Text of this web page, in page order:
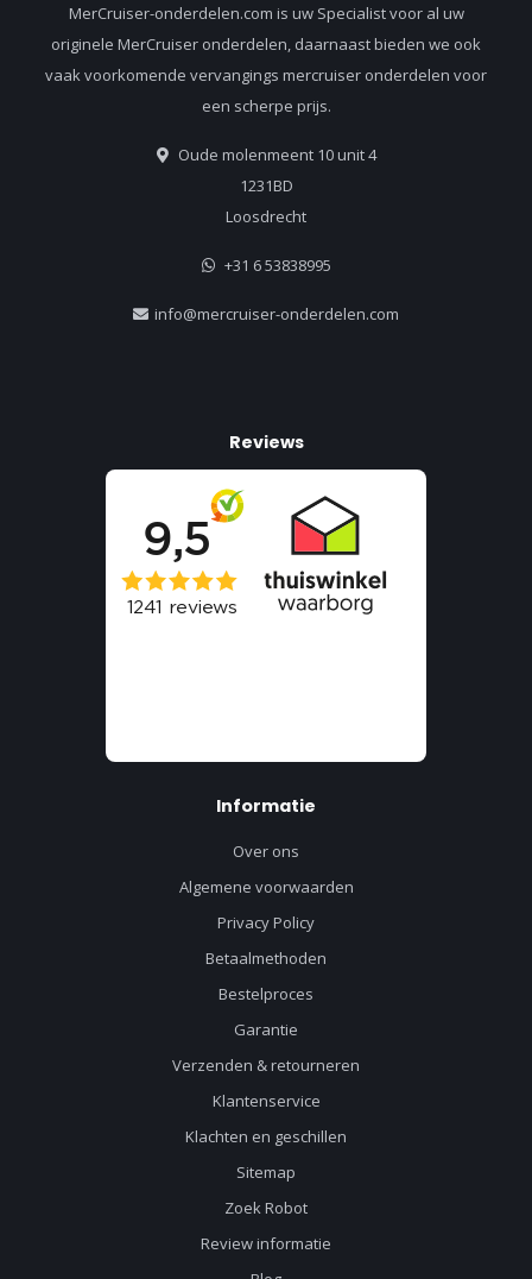
MerCruiser-onderdelen.com is uw Specialist voor al uw
originele MerCruiser onderdelen, daarnaast bieden we ook
vaak voorkomende vervangings mercruiser onderdelen voor
een scherpe prijs.
Oude molenmeent 10 unit 4
1231BD
Loosdrecht
+31 6 53838995
info@mercruiser-onderdelen.com
Reviews
Informatie
Over ons
Algemene voorwaarden
Privacy Policy
Betaalmethoden
Bestelproces
Garantie
Verzenden & retourneren
Klantenservice
Klachten en geschillen
Sitemap
Zoek Robot
Review informatie